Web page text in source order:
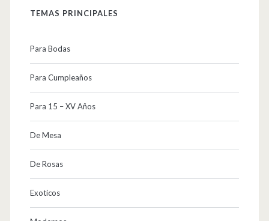
TEMAS PRINCIPALES
Para Bodas
Para Cumpleaños
Para 15 – XV Años
De Mesa
De Rosas
Exoticos